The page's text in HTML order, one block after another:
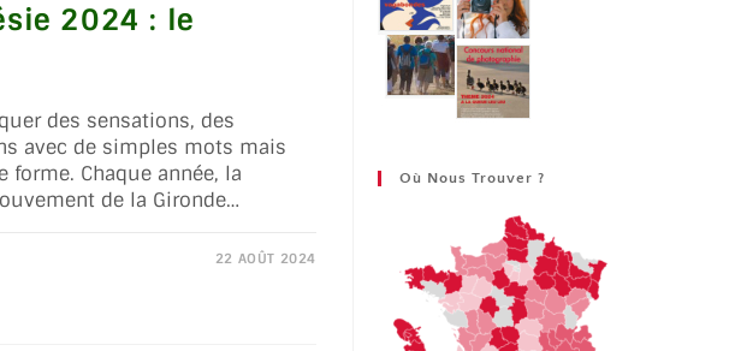
2024 : le
des sensations, des
avec de simples mots mais
Chaque année, la
de la Gironde…
22 AOÛT 2024
Où Nous Trouver ?